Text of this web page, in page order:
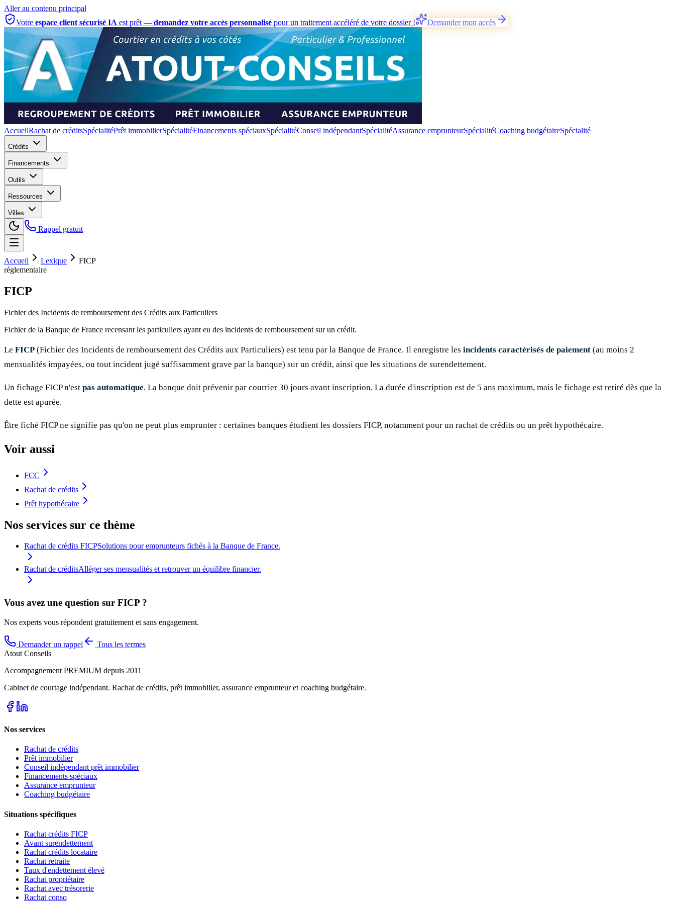
Aller au contenu principal
Votre espace client sécurisé IA est prêt — demandez votre accès personnalisé pour un traitement accéléré de votre dossier ! Demander mon accès
AccueilRachat de créditsSpécialitéPrêt immobilierSpécialitéFinancements spéciauxSpécialitéConseil indépendantSpécialitéAssurance emprunteurSpécialitéCoaching budgétaireSpécialité
Crédits
Financements
Outils
Ressources
Villes
Rappel gratuit
Accueil Lexique
FICP
réglementaire
FICP
Fichier des Incidents de remboursement des Crédits aux Particuliers
Fichier de la Banque de France recensant les particuliers ayant eu des incidents de remboursement sur un crédit.
Le FICP (Fichier des Incidents de remboursement des Crédits aux Particuliers) est tenu par la Banque de France. Il enregistre les incidents caractérisés de paiement (au moins 2
mensualités impayées, ou tout incident jugé suffisamment grave par la banque) sur un crédit, ainsi que les situations de surendettement.
Un fichage FICP n'est pas automatique. La banque doit prévenir par courrier 30 jours avant inscription. La durée d'inscription est de 5 ans maximum, mais le fichage est retiré dès que la
dette est apurée.
Être fiché FICP ne signifie pas qu'on ne peut plus emprunter : certaines banques étudient les dossiers FICP, notamment pour un rachat de crédits ou un prêt hypothécaire.
Voir aussi
FCC
Rachat de crédits
Prêt hypothécaire
Nos services sur ce thème
Rachat de crédits FICPSolutions pour emprunteurs fichés à la Banque de France.
Rachat de créditsAlléger ses mensualités et retrouver un équilibre financier.
Vous avez une question sur FICP ?
Nos experts vous répondent gratuitement et sans engagement.
Demander un rappel
Tous les termes
Atout Conseils
Accompagnement PREMIUM depuis 2011
Cabinet de courtage indépendant. Rachat de crédits, prêt immobilier, assurance emprunteur et coaching budgétaire.
Nos services
Rachat de crédits
Prêt immobilier
Conseil indépendant prêt immobilier
Financements spéciaux
Assurance emprunteur
Coaching budgétaire
Situations spécifiques
Rachat crédits FICP
Avant surendettement
Rachat crédits locataire
Rachat retraite
Taux d'endettement élevé
Rachat propriétaire
Rachat avec trésorerie
Rachat conso